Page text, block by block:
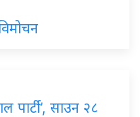
पार्टी’, साउन २८